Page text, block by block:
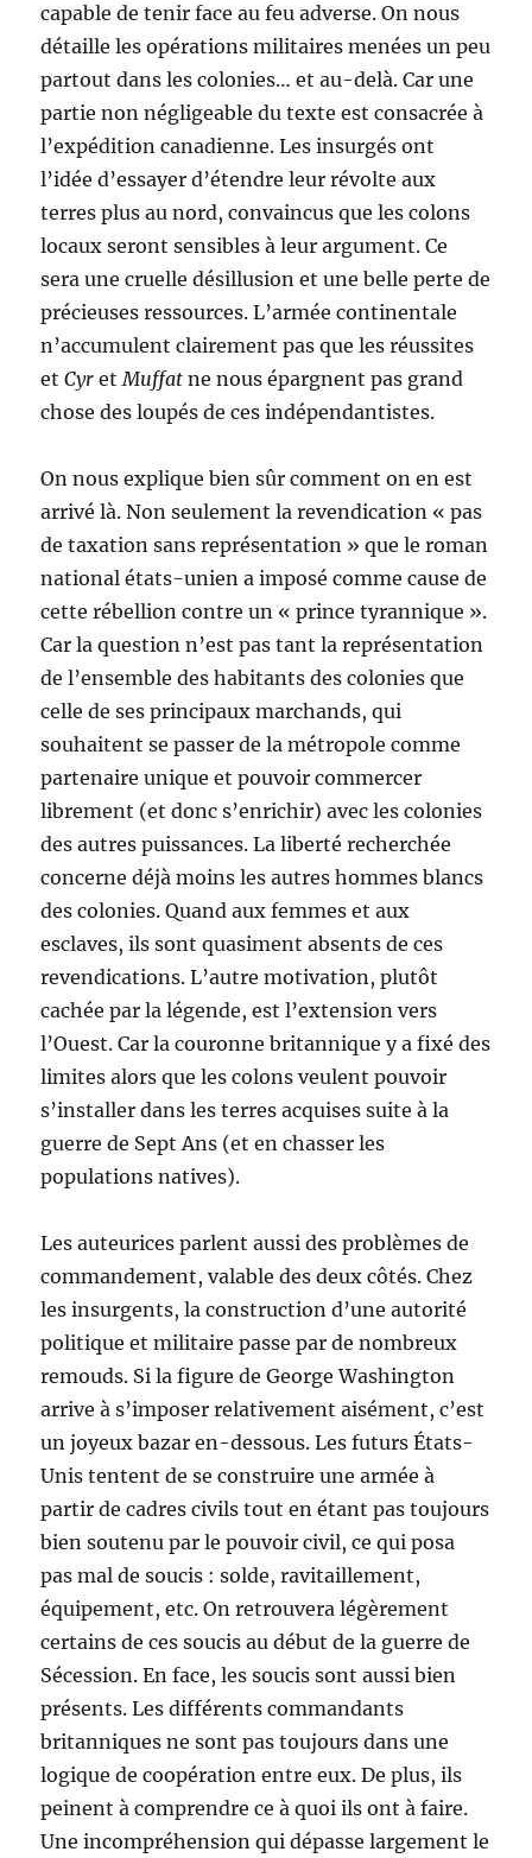
capable de tenir face au feu adverse. On nous
détaille les opérations militaires menées un peu
partout dans les colonies… et au-delà. Car une
partie non négligeable du texte est consacrée à
l’expédition canadienne. Les insurgés ont
l’idée d’essayer d’étendre leur révolte aux
terres plus au nord, convaincus que les colons
locaux seront sensibles à leur argument. Ce
sera une cruelle désillusion et une belle perte de
précieuses ressources. L’armée continentale
n’accumulent clairement pas que les réussites
etCyr etMuffat ne nous épargnent pas grand
chose des loupés de ces indépendantistes.
On nous explique bien sûr comment on en est
arrivé là. Non seulement la revendication « pas
de taxation sans représentation » que le roman
national états-unien a imposé comme cause de
cette rébellion contre un « prince tyrannique ».
Car la question n’est pas tant la représentation
de l’ensemble des habitants des colonies que
celle de ses principaux marchands, qui
souhaitent se passer de la métropole comme
partenaire unique et pouvoir commercer
librement (et donc s’enrichir) avec les colonies
des autres puissances. La liberté recherchée
concerne déjà moins les autres hommes blancs
des colonies. Quand aux femmes et aux
esclaves, ils sont quasiment absents de ces
revendications. L’autre motivation, plutôt
cachée par la légende, est l’extension vers
l’Ouest. Car la couronne britannique y a fixé des
limites alors que les colons veulent pouvoir
s’installer dans les terres acquises suite à la
guerre de Sept Ans (et en chasser les
populations natives).
Les auteurices parlent aussi des problèmes de
commandement, valable des deux côtés. Chez
les insurgents, la construction d’une autorité
politique et militaire passe par de nombreux
remouds. Si la figure de George Washington
arrive à s’imposer relativement aisément, c’est
un joyeux bazar en-dessous. Les futurs États-
Unis tentent de se construire une armée à
partir de cadres civils tout en étant pas toujours
bien soutenu par le pouvoir civil, ce qui posa
pas mal de soucis : solde, ravitaillement,
équipement, etc. On retrouvera légèrement
certains de ces soucis au début de la guerre de
Sécession. En face, les soucis sont aussi bien
présents. Les différents commandants
britanniques ne sont pas toujours dans une
logique de coopération entre eux. De plus, ils
peinent à comprendre ce à quoi ils ont à faire.
Une incompréhension qui dépasse largement le